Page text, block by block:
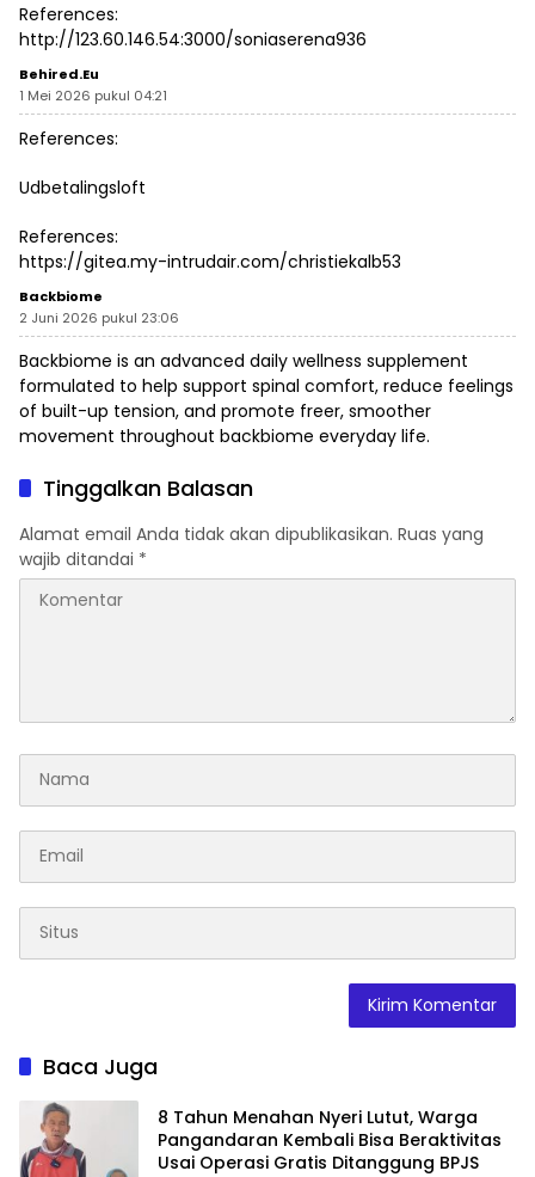
References:
http://123.60.146.54:3000/soniaserena936
Behired.eu
1 Mei 2026 pukul 04:21
References:
Udbetalingsloft
References:
https://gitea.my-intrudair.com/christiekalb53
Backbiome
2 Juni 2026 pukul 23:06
Backbiome is an advanced daily wellness supplement
formulated to help support spinal comfort, reduce feelings
of built-up tension, and promote freer, smoother
movement throughout backbiome everyday life.
Tinggalkan Balasan
Alamat email Anda tidak akan dipublikasikan. Ruas yang
wajib ditandai *
Baca Juga
8 Tahun Menahan Nyeri Lutut, Warga
Pangandaran Kembali Bisa Beraktivitas
Usai Operasi Gratis Ditanggung BPJS